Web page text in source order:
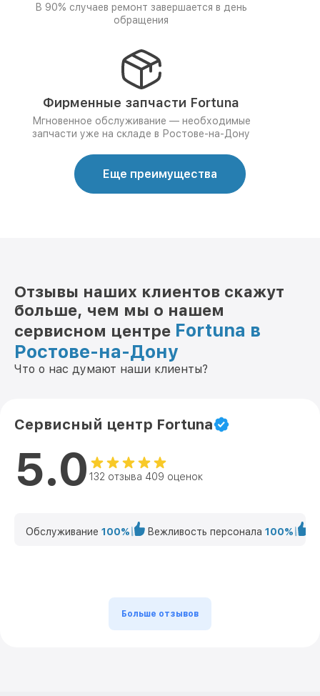
В 90% случаев ремонт завершается в день
обращения
Фирменные запчасти Fortuna
Мгновенное обслуживание — необходимые
запчасти уже на складе в Ростове-на-Дону
Еще преимущества
Отзывы наших клиентов скажут
больше, чем мы о нашем
сервисном центре Fortuna в
Ростове-на-Дону
Что о нас думают наши клиенты?
Сервисный центр Fortuna
5.0 132 отзыва 409 оценок
Обслуживание 100% Вежливость персонала 100%
Больше отзывов